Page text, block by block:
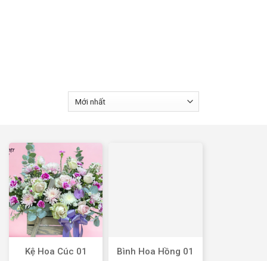
Kệ Hoa Cúc 01 Bình Hoa Hồng 01